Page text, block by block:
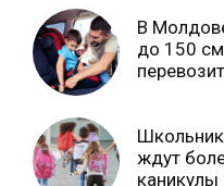
В
до 150
ждут